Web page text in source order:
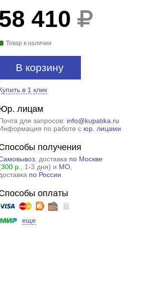
410
Товар в наличии
В корзину
в 1 клик
лицам
для запросов: info@kupatika.ru
по работе с юр. лицами
получения
, доставка по Москве
300 р. , 1-3 дня) и МО,
по России
оплаты
еще